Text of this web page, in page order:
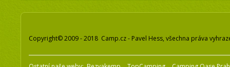
Copyright© 2009 - 2018 Camp.cz - Pavel Hess, všechna práva